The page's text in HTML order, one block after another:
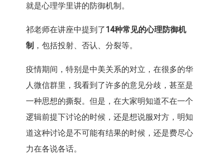
就是心理学里讲的防御机制。
祁老师在讲座中提到了14种常见的心理防御机
制 ，包括投射、否认、分裂等。
疫情期间，特别是中美关系的对立，在很多的华
人微信群里，我看到了许多的意见分歧，甚至是
一种思想的撕裂。但是，在大家明知道不在一个
逻辑前提下讨论的时候，还是想说服对方，明知
道这种讨论是不可能有结果的时候，还是费尽心
力在各说各话。